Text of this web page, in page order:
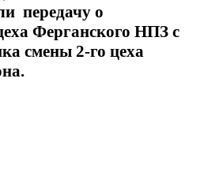
передачу о
Ферганского НПЗ с
смены 2-го цеха